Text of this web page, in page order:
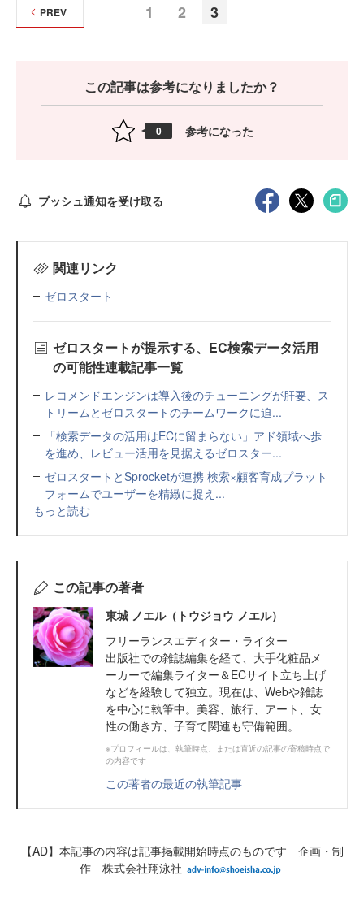
1 2 3
PREV
この記事は参考になりましたか？
0 参考になった
プッシュ通知を受け取る
関連リンク
ゼロスタート
ゼロスタートが提示する、EC検索データ活用
の可能性連載記事一覧
レコメンドエンジンは導入後のチューニングが肝要、ス
トリームとゼロスタートのチームワークに迫...
「検索データの活用はECに留まらない」アド領域へ歩
を進め、レビュー活用を見据えるゼロスター...
ゼロスタートとSprocketが連携 検索×顧客育成プラット
フォームでユーザーを精緻に捉え...
もっと読む
この記事の著者
東城 ノエル（トウジョウ ノエル）
フリーランスエディター・ライター
出版社での雑誌編集を経て、大手化粧品メ
ーカーで編集ライター＆ECサイト立ち上げ
などを経験して独立。現在は、Webや雑誌
を中心に執筆中。美容、旅行、アート、女
性の働き方、子育て関連も守備範囲。
※プロフィールは、執筆時点、または直近の記事の寄稿時点で
の内容です
この著者の最近の執筆記事
【AD】本記事の内容は記事掲載開始時点のものです 企画・制
作 株式会社翔泳社